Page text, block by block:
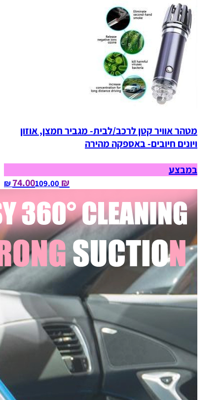
מטהר אוויר קטן לרכב/לבית- מגביר חמצן, אוזון
ויונים חיובים- באספקה מהירה
במבצע
₪ 74.00
109.00‏ ₪